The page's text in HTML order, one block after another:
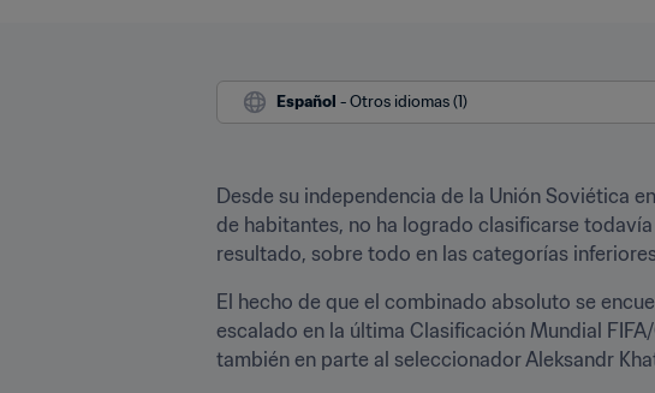
Español - Otros idiomas (1)
Desde su independencia de la Unión Soviética
de habitantes, no ha logrado clasificarse
resultado, sobre todo en las categorías
El hecho de que el combinado absoluto se
escalado en la última Clasificación Mundial
también en parte al seleccionador Aleksandr